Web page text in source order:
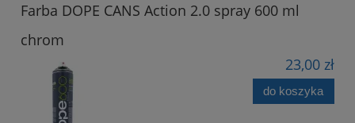
Farba DOPE CANS Action 2.0 spray 600 ml
chrom
23,00 zł
do koszyka